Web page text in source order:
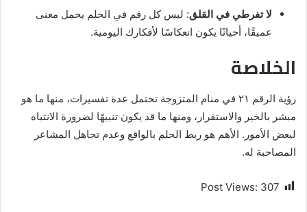
لا تفرطي في القلق: ليس كل رقم في الحلم يحمل معنى
عميقًا، أحيانًا يكون انعكاسًا لأفكارك اليومية.
الخلاصة
رؤية الرقم ٢١ في منام المتزوجة تحتمل عدة تفسيرات، منها ما هو
مبشر بالخير والاستقرار، ومنها ما قد يكون تنبيهًا لضرورة الانتباه
لبعض الأمور. الأهم هو ربط الحلم بالواقع وعدم تجاهل المشاعر
المصاحبة له.
Post Views: 307